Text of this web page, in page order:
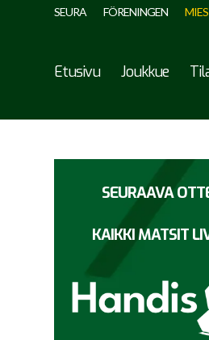
SEURA FÖRENINGEN
Etusivu Joukkue
SEURAAVA
KAIKKI MATSIT